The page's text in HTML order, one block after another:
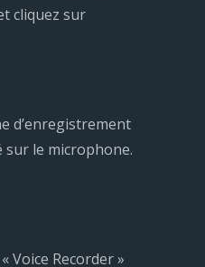
cliquez sur
d’enregistrement
sur le microphone.
Voice Recorder »